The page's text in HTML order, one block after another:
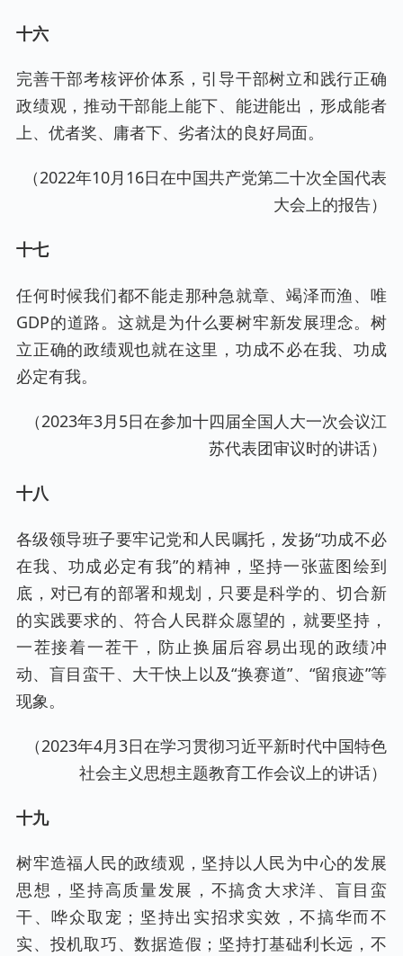
十六
完善干部考核评价体系，引导干部树立和践行正确
政绩观，推动干部能上能下、能进能出，形成能者
上、优者奖、庸者下、劣者汰的良好局面。
（2022年10月16日在中国共产党第二十次全国代表
大会上的报告）
十七
任何时候我们都不能走那种急就章、竭泽而渔、唯
GDP的道路。这就是为什么要树牢新发展理念。树
立正确的政绩观也就在这里，功成不必在我、功成
必定有我。
（2023年3月5日在参加十四届全国人大一次会议江
苏代表团审议时的讲话）
十八
各级领导班子要牢记党和人民嘱托，发扬“功成不必
在我、功成必定有我”的精神，坚持一张蓝图绘到
底，对已有的部署和规划，只要是科学的、切合新
的实践要求的、符合人民群众愿望的，就要坚持，
一茬接着一茬干，防止换届后容易出现的政绩冲
动、盲目蛮干、大干快上以及“换赛道”、“留痕迹”等
现象。
（2023年4月3日在学习贯彻习近平新时代中国特色
社会主义思想主题教育工作会议上的讲话）
十九
树牢造福人民的政绩观，坚持以人民为中心的发展
思想，坚持高质量发展，不搞贪大求洋、盲目蛮
干、哗众取宠；坚持出实招求实效，不搞华而不
实、投机取巧、数据造假；坚持打基础利长远，不